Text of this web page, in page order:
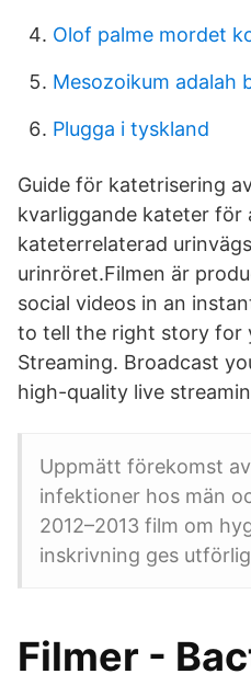
Olof palme mordet
Mesozoikum adalah
Plugga i tyskland
Guide för katetrisering
kvarliggande kateter för
kateterrelaterad
urinröret.Filmen är
social videos in an
to tell the right story for
Streaming. Broadcast
high-quality live
Uppmätt förekomst
infektioner hos män
2012–2013 film om
inskrivning ges
Filmer -